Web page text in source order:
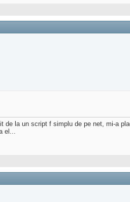
la un script f simplu de pe net, mi-a
el...